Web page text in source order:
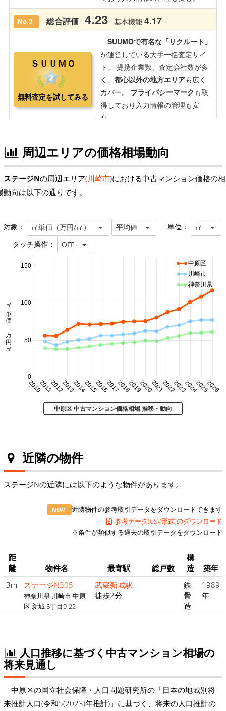
周辺エリアの価格相場動向
ステージNの周辺エリア(川崎市)における中古マンション価格の相
動向は以下の通りです。
対象： ㎡単価（万円/㎡） 平均値 単位： ㎡
タッチ操作： OFF
20102011201220132014201520162017201820192020202120222023202420252026
0
50
100
150
㎡単価 万円/㎡
中原区
川崎市
神奈川県
中原区 中古マンション価格相場 推移・動向
近隣の物件
ステージNの近隣には以下のような物件があります。
NEW
近隣物件の参考取引データをダウンロードできます
参考データ(CSV形式)のダウンロード
※条件が類似する過去の取引データをダウンロード
距
離
物件名 最寄駅 総戸数
構
造
築年
3m
ステージN305
神奈川県 川崎市 中原
区 新城 5丁目9-22
武蔵新城駅
徒歩2分
鉄
骨
造
1989
年
人口推移に基づく中古マンション相場の
将来見通し
中原区の国立社会保障・人口問題研究所の「日本の地域別将
来推計人口(令和5(2023)年推計)」に基づく、将来の人口推計の